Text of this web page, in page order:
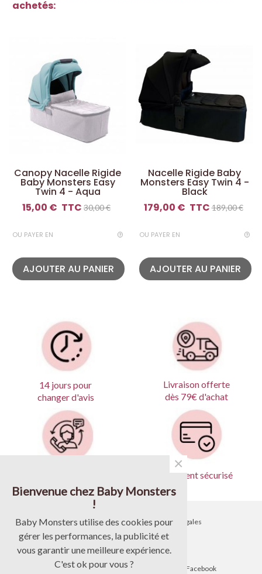
achetés:
Canopy Nacelle Rigide
Baby Monsters Easy
Twin 4 - Aqua
15,00 € TTC 30,00 €
OU PAYER EN
AJOUTER AU PANIER
Nacelle Rigide Baby
Monsters Easy Twin 4 -
Black
179,00 € TTC 189,00 €
OU PAYER EN
AJOUTER AU PANIER
14 jours pour
changer d'avis
Livraison offerte
dès 79€ d'achat
Paiement sécurisé
•Contactez-nous
Livraison
Blog
•Mentions légales
• Suivez-nous sur Facebook
Bienvenue chez Baby Monsters
!
Baby Monsters utilise des cookies pour
gérer les performances, la publicité et
vous garantir une meilleure expérience.
C'est ok pour vous ?
×